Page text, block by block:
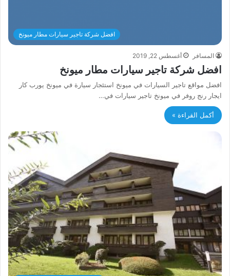
افضل شركة تاجير سيارات مطار ميونخ
المسافر أغسطس 22, 2019
افضل شركة تاجير سيارات مطار ميونخ
افضل مواقع تاجير السيارات في ميونخ استئجار سيارة في ميونخ يورب كار
ايجار رنج روفر في ميونخ تاجير سيارات في…
أكمل القراءة »